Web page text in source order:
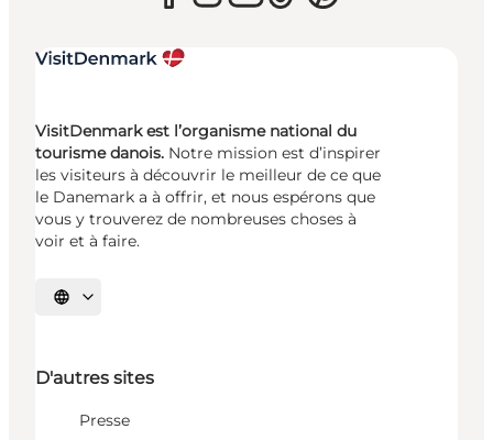
VisitDenmark est l’organisme national du
tourisme danois. Notre mission est d’inspirer
les visiteurs à découvrir le meilleur de ce que
le Danemark a à offrir, et nous espérons que
vous y trouverez de nombreuses choses à
voir et à faire.
Choisissez la langue
D'autres sites
Presse